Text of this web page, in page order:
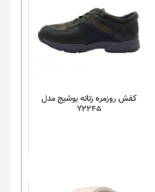
شوند
کفش روزمره زنانه یوشیج مدل
Y2245